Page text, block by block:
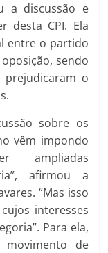
a discussão e
desta CPI. Ela
entre o partido
ção, sendo
prejudicaram o
sobre os
vêm impondo
ampliadas
afirmou a
“Mas isso
interesses
Para ela,
de